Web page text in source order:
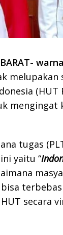
melupakan
(HUT
mengingat
tugas
yaitu “
secara